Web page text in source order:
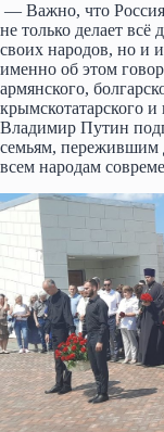
— Важно, что
не только делает всё
своих народов, но и
именно об этом
армянского,
крымскотатарского
Владимир Путин
семьям, пережившим
всем народам